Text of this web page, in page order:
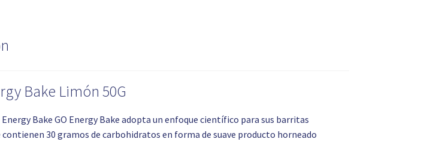
Bake Limón 50G
Energy Bake GO Energy Bake adopta un enfoque científico para sus barritas
30 gramos de carbohidratos en forma de suave producto horneado